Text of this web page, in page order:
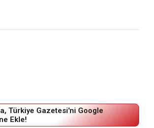
Türkiye Gazetesi'ni Google
Ekle!